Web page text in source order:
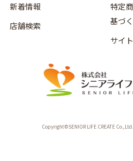
新着情報
店舗検索
特定
基づ
サイ
Copyright©SENIOR LIFE CREATE